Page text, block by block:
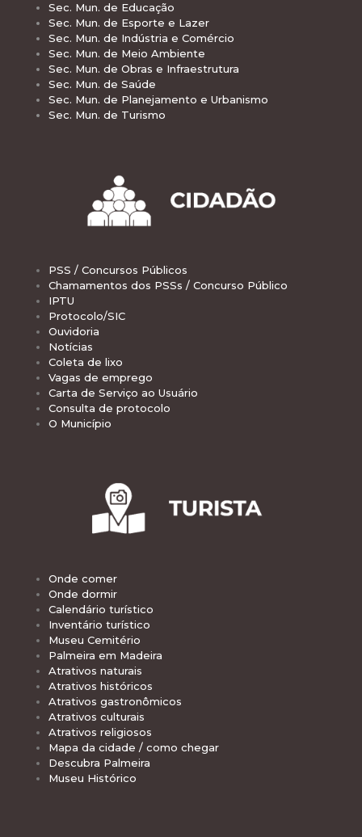
Sec. Mun. de Educação
Sec. Mun. de Esporte e Lazer
Sec. Mun. de Indústria e Comércio
Sec. Mun. de Meio Ambiente
Sec. Mun. de Obras e Infraestrutura
Sec. Mun. de Saúde
Sec. Mun. de Planejamento e Urbanismo
Sec. Mun. de Turismo
PSS / Concursos Públicos
Chamamentos dos PSSs / Concurso Público
IPTU
Protocolo/SIC
Ouvidoria
Notícias
Coleta de lixo
Vagas de emprego
Carta de Serviço ao Usuário
Consulta de protocolo
O Município
Onde comer
Onde dormir
Calendário turístico
Inventário turístico
Museu Cemitério
Palmeira em Madeira
Atrativos naturais
Atrativos históricos
Atrativos gastronômicos
Atrativos culturais
Atrativos religiosos
Mapa da cidade / como chegar
Descubra Palmeira
Museu Histórico